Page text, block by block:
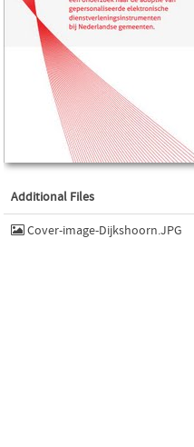
Additional Files
Cover-image-Dijkshoorn.JPG